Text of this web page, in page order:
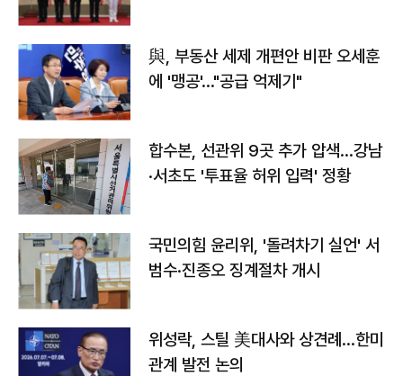
與, 부동산 세제 개편안 비판 오세훈
에 '맹공'…"공급 억제기"
합수본, 선관위 9곳 추가 압색…강남
·서초도 '투표율 허위 입력' 정황
국민의힘 윤리위, '돌려차기 실언' 서
범수·진종오 징계절차 개시
위성락, 스틸 美대사와 상견례…한미
관계 발전 논의